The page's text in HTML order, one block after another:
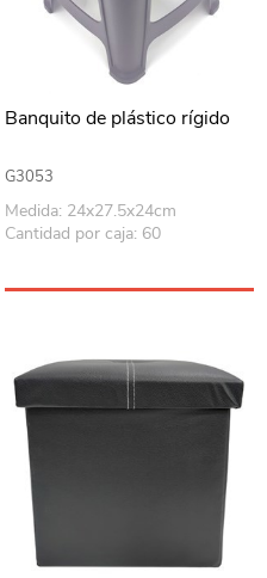
Banquito de plástico rígido
G3053
Medida: 24x27.5x24cm
Cantidad por caja: 60